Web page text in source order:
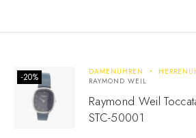
-20% DAMENUHREN
RAYMOND WEIL
Raymond Weil
STC-50001